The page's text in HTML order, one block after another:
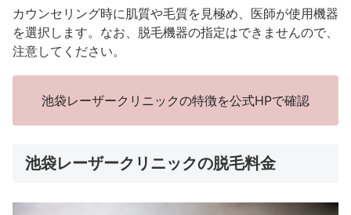
カウンセリング時に肌質や毛質を見極め、医師が使用機器
を選択します。なお、脱毛機器の指定はできませんので、
注意してください。
池袋レーザークリニックの特徴を公式HPで確認
池袋レーザークリニックの脱毛料金